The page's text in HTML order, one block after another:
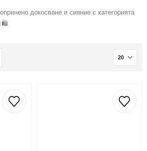
докосване и сияние с категорията